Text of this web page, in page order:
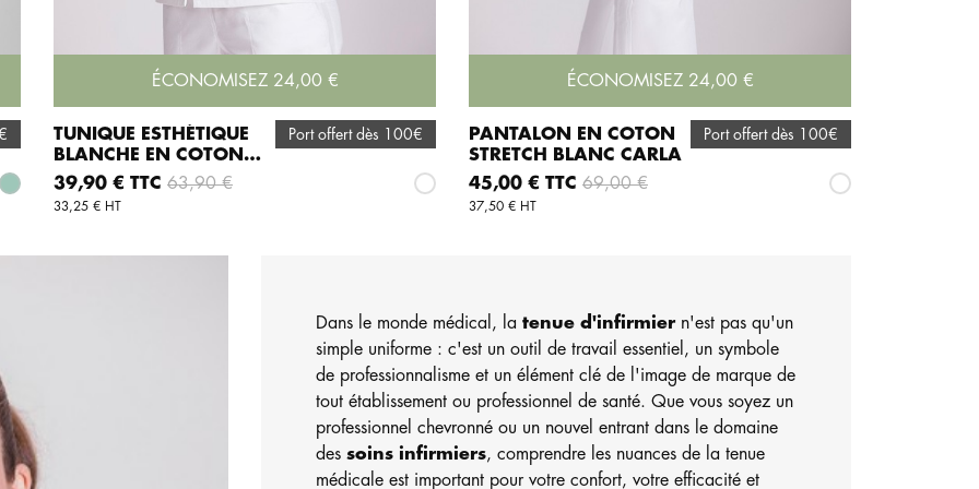
Vert d'eau
AJOUTER AU PANIER
ÉCONOMISEZ 24,00 €
TUNIQUE ESTHÉTIQUE
BLANCHE EN COTON
STRETCH CAROLINE
Port offert dès 100€
Prix
39,90 € TTC Prix de base
63,90 €
33,25 € HT
Blanc
AJOUTER AU PANIER
ÉCONOMISEZ 24,00 €
PANTALON EN COTON
STRETCH BLANC CARLA
Port offert dès 100€
Prix
45,00 € TTC Prix de base
69,00 €
37,50 € HT
Blanc
Dans le monde médical, la tenue d'infirmiern'est pas qu'un
simple uniforme : c'est un outil de travail essentiel, un symbole
de professionnalisme et un élément clé de l'image de marque de
tout établissement ou professionnel de santé. Que vous soyez un
professionnel chevronné ou un nouvel entrant dans le domaine
des soins infirmiers, comprendre les nuances de la tenue
médicale est important pour votre confort, votre efficacité et